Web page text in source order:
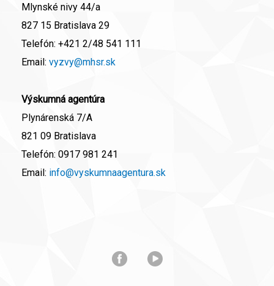
Mlynské nivy 44/a
827 15 Bratislava 29
Telefón: +421 2/48 541 111
Email: vyzvy@mhsr.sk
Výskumná agentúra
Plynárenská 7/A
821 09 Bratislava
Telefón: 0917 981 241
Email: info@vyskumnaagentura.sk